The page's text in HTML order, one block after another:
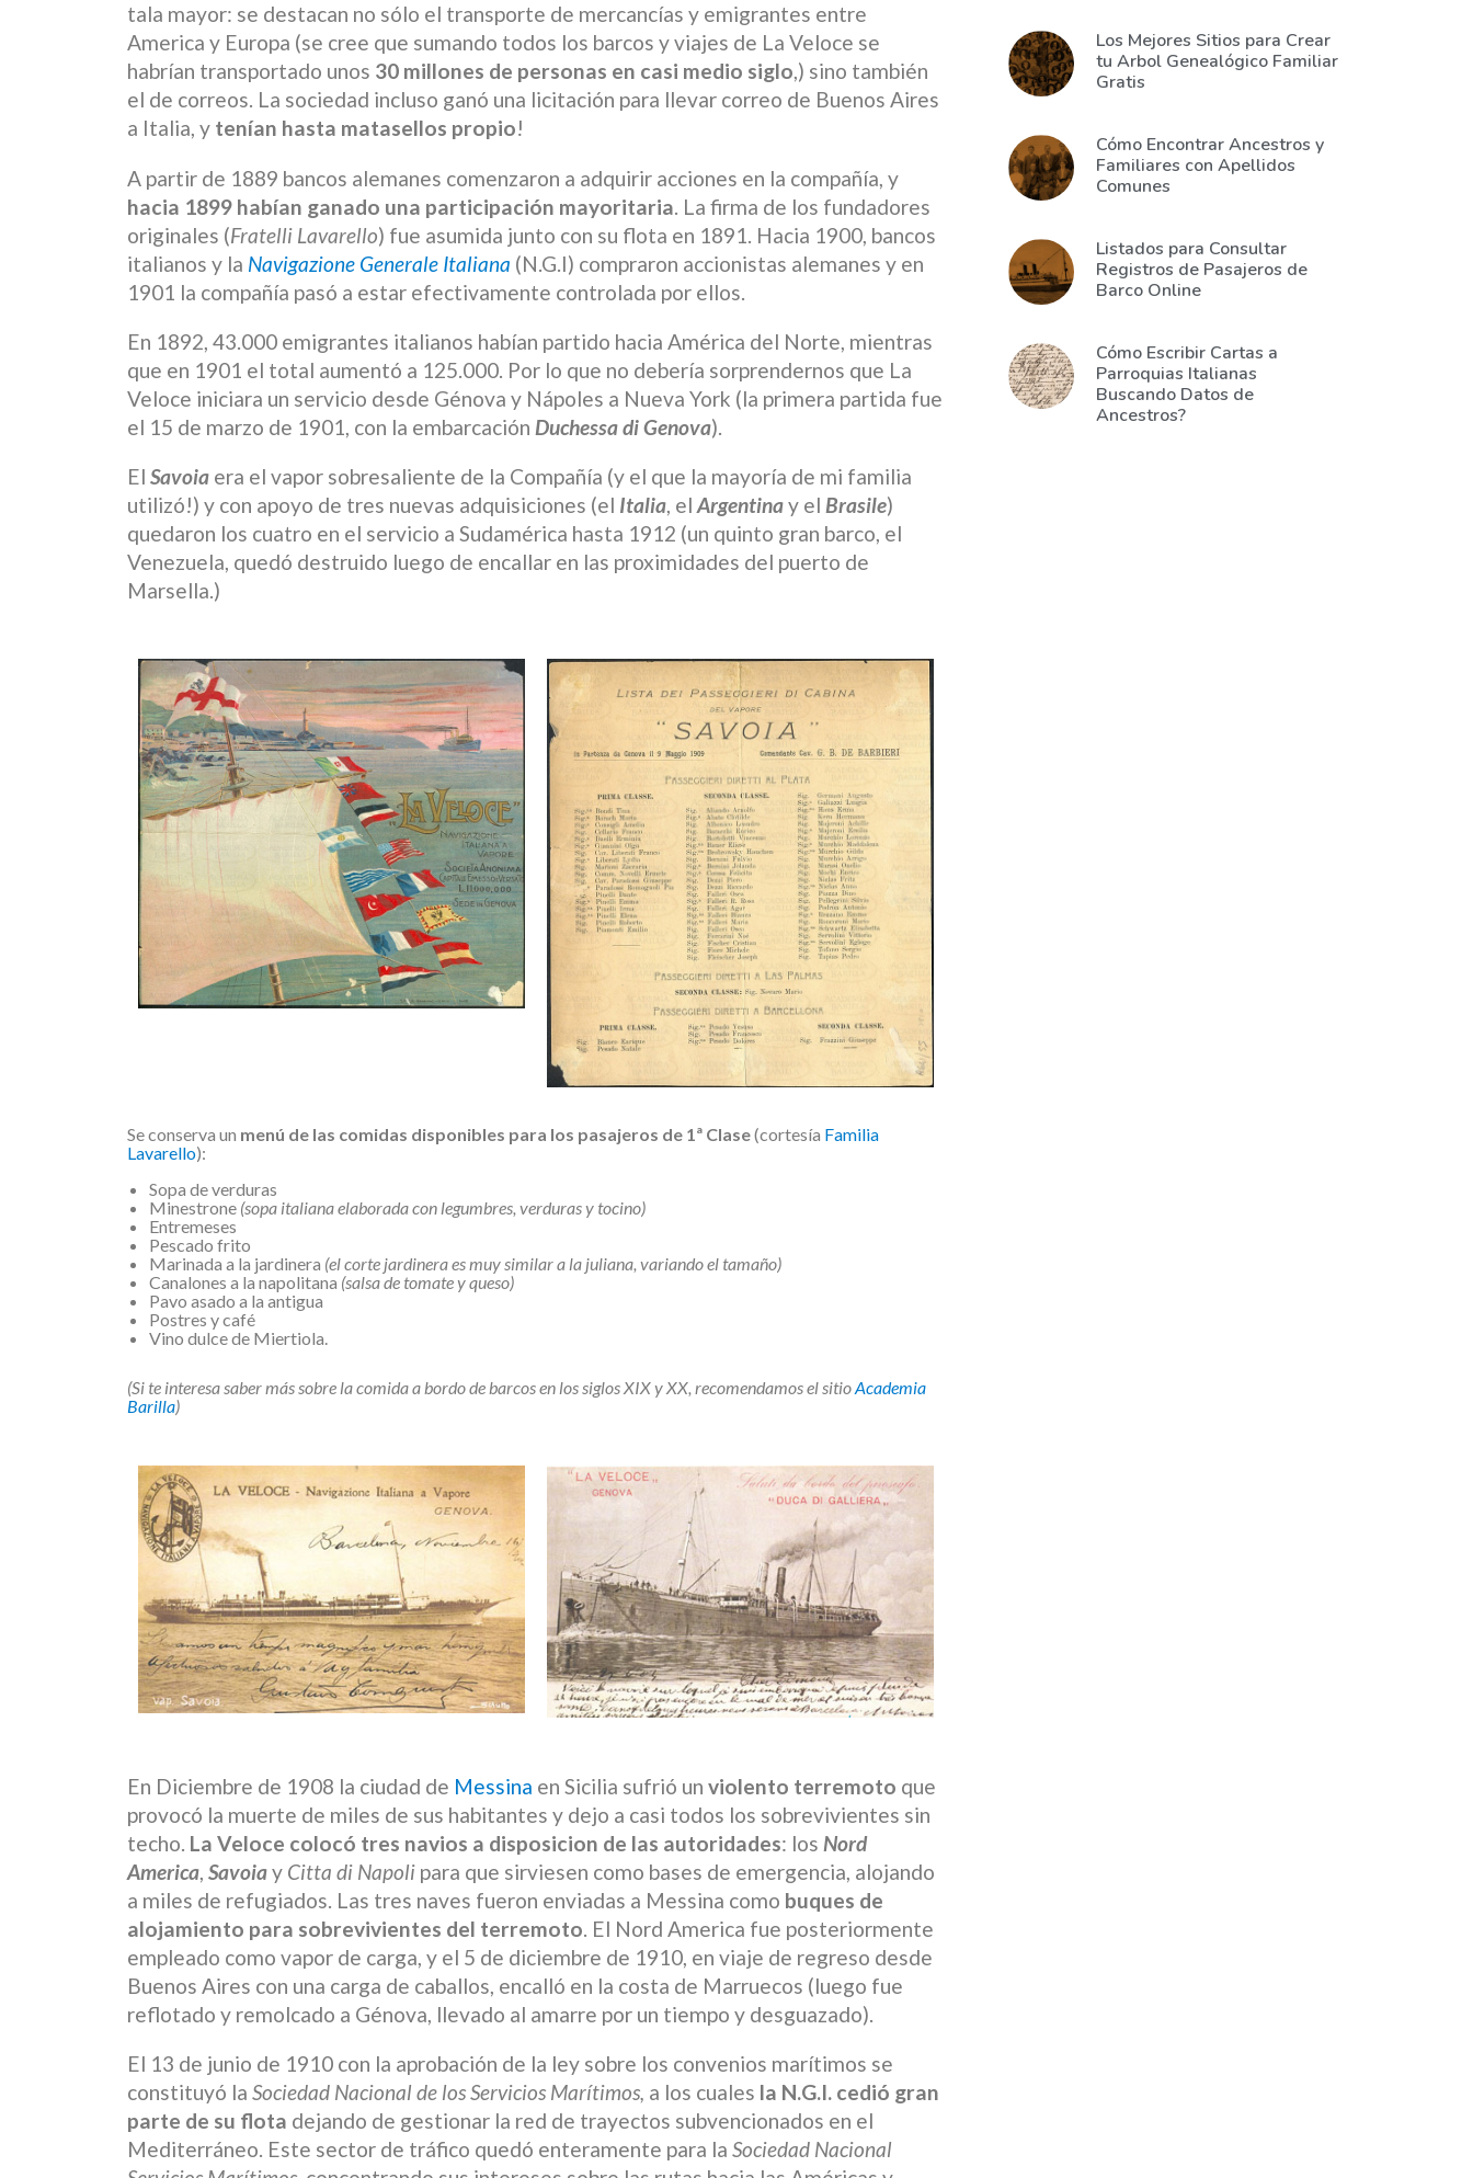
tala mayor: se destacan no sólo el transporte de mercancías y emigrantes entre
America y Europa (se cree que sumando todos los barcos y viajes de La Veloce se
habrían transportado unos 30 millones de personas en casi medio siglo,) sino también
el de correos. La sociedad incluso ganó una licitación para llevar correo de Buenos Aires
a Italia, y tenían hasta matasellos propio!
A partir de 1889 bancos alemanes comenzaron a adquirir acciones en la compañía, y
hacia 1899 habían ganado una participación mayoritaria. La firma de los fundadores
originales (Fratelli Lavarello) fue asumida junto con su flota en 1891. Hacia 1900, bancos
italianos y la Navigazione Generale Italiana (N.G.I) compraron accionistas alemanes y en
1901 la compañía pasó a estar efectivamente controlada por ellos.
En 1892, 43.000 emigrantes italianos habían partido hacia América del Norte, mientras
que en 1901 el total aumentó a 125.000. Por lo que no debería sorprendernos que La
Veloce iniciara un servicio desde Génova y Nápoles a Nueva York (la primera partida fue
el 15 de marzo de 1901, con la embarcación Duchessa di Genova).
El Savoia era el vapor sobresaliente de la Compañía (y el que la mayoría de mi familia
utilizó!) y con apoyo de tres nuevas adquisiciones (el Italia, el Argentinay el Brasile)
quedaron los cuatro en el servicio a Sudamérica hasta 1912 (un quinto gran barco, el
Venezuela, quedó destruido luego de encallar en las proximidades del puerto de
Marsella.)
Se conserva un menú de las comidas disponibles para los pasajeros de 1ª Clase(cortesía Familia
Lavarello):
Sopa de verduras
Minestrone (sopa italiana elaborada con legumbres, verduras y tocino)
Entremeses
Pescado frito
Marinada a la jardinera (el corte jardinera es muy similar a la juliana, variando el tamaño)
Canalones a la napolitana (salsa de tomate y queso)
Pavo asado a la antigua
Postres y café
Vino dulce de Miertiola.
(Si te interesa saber más sobre la comida a bordo de barcos en los siglos XIX y XX, recomendamos el sitioAcademia
Barilla)
En Diciembre de 1908 la ciudad de Messina en Sicilia sufrió un violento terremoto que
provocó la muerte de miles de sus habitantes y dejo a casi todos los sobrevivientes sin
techo. La Veloce colocó tres navios a disposicion de las autoridades: los Nord
America, Savoiay Citta di Napoli para que sirviesen como bases de emergencia, alojando
a miles de refugiados. Las tres naves fueron enviadas a Messina como buques de
alojamiento para sobrevivientes del terremoto. El Nord America fue posteriormente
empleado como vapor de carga, y el 5 de diciembre de 1910, en viaje de regreso desde
Buenos Aires con una carga de caballos, encalló en la costa de Marruecos (luego fue
reflotado y remolcado a Génova, llevado al amarre por un tiempo y desguazado).
El 13 de junio de 1910 con la aprobación de la ley sobre los convenios marítimos se
constituyó la Sociedad Nacional de los Servicios Marítimos, a los cuales la N.G.I. cedió gran
parte de su flota dejando de gestionar la red de trayectos subvencionados en el
Mediterráneo. Este sector de tráfico quedó enteramente para la Sociedad Nacional
Los Mejores Sitios para Crear
tu Arbol Genealógico Familiar
Gratis
Cómo Encontrar Ancestros y
Familiares con Apellidos
Comunes
Listados para Consultar
Registros de Pasajeros de
Barco Online
Cómo Escribir Cartas a
Parroquias Italianas
Buscando Datos de
Ancestros?